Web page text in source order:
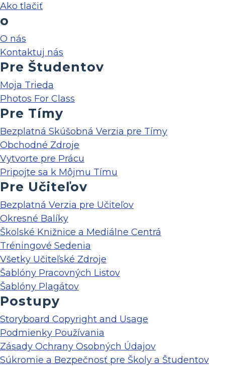
Ako tlačiť
o
O nás
Kontaktuj nás
Pre Študentov
Moja Trieda
Photos For Class
Pre Tímy
Bezplatná Skúšobná Verzia pre Tímy
Obchodné Zdroje
Vytvorte pre Prácu
Pripojte sa k Môjmu Tímu
Pre Učiteľov
Bezplatná Verzia pre Učiteľov
Okresné Balíky
Školské Knižnice a Mediálne Centrá
Tréningové Sedenia
Všetky Učiteľské Zdroje
Šablóny Pracovných Listov
Šablóny Plagátov
Postupy
Storyboard Copyright and Usage
Podmienky Používania
Zásady Ochrany Osobných Údajov
Súkromie a Bezpečnosť pre Školy a Študentov